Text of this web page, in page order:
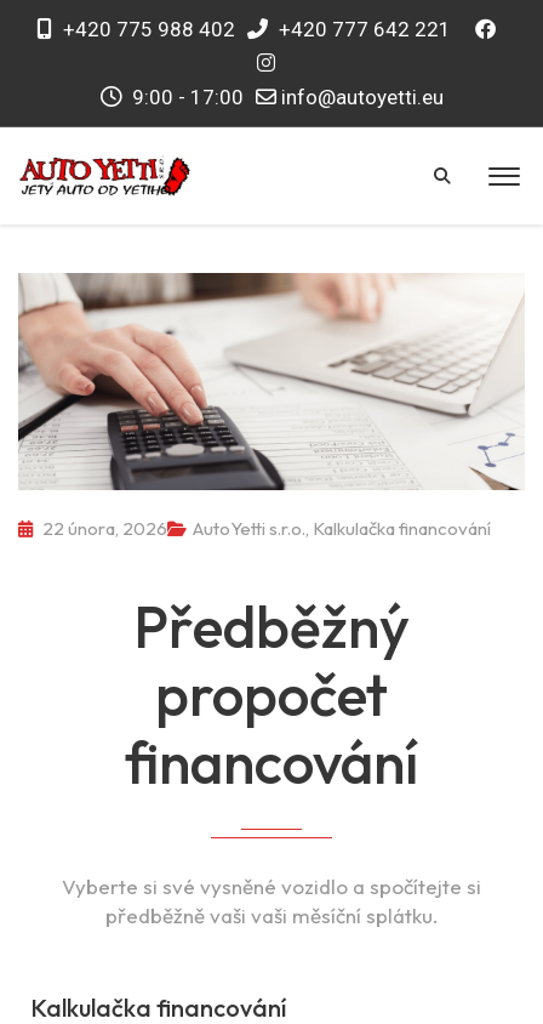
+420 775 988 402 +420 777 642 221
9:00 - 17:00 info@autoyetti.eu
22 února, 2026 AutoYetti s.r.o. Kalkulačka financování
Předběžný
propočet
financování
Vyberte si své vysněné vozidlo a spočítejte si
předběžně vaši vaši měsíční splátku.
Kalkulačka financování